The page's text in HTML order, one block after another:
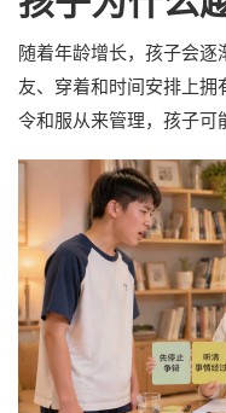
随着年龄增长，孩子会
友、穿着和时间安排上
令和服从来管理，孩子可